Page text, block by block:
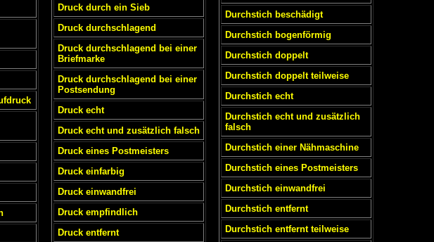
Druck durch ein Sieb
Druck durchschlagend
Druck durchschlagend bei einer
Briefmarke
Druck durchschlagend bei einer
Postsendung
Druck echt
Druck echt und zusätzlich falsch
Druck eines Postmeisters
Druck einfarbig
Druck einwandfrei
Druck empfindlich
Druck entfernt
Durchstich beschädigt
Durchstich bogenförmig
Durchstich doppelt
Durchstich doppelt teilweise
Durchstich echt
Durchstich echt und zusätzlich
falsch
Durchstich einer Nähmaschine
Durchstich eines Postmeisters
Durchstich einwandfrei
Durchstich entfernt
Durchstich entfernt teilweise